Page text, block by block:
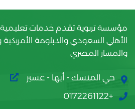
مؤسسة تربوية تقدم خدمات تعليمية
الأهلي السعودي والدبلومة الأمريكية
والمسار المصري
حي المنسك - أبها - عسير
+0172261122